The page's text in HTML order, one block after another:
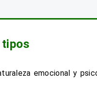
emocional y